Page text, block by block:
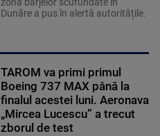
Dunăre a pus în alertă autoritățile.
TAROM va primi primul
Boeing 737 MAX până la
finalul acestei luni. Aeronava
„Mircea Lucescu” a trecut
zborul de test